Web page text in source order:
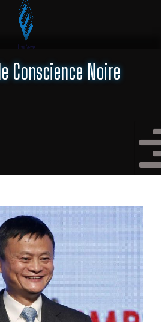
Conscience Noire